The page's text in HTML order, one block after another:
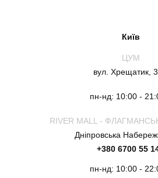
Київ
ЦУМ
вул. Хрещатик,
пн-нд: 10:00 -
RIVER MALL -
Дніпровська
+380 6700 55
пн-нд: 10:00 -